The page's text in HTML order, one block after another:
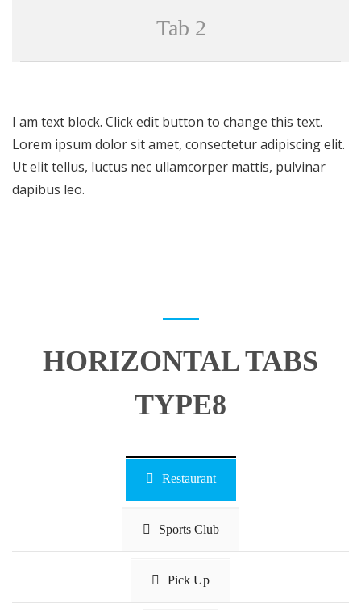
Tab 2
I am text block. Click edit button to change this text.
Lorem ipsum dolor sit amet, consectetur adipiscing elit.
Ut elit tellus, luctus nec ullamcorper mattis, pulvinar
dapibus leo.
HORIZONTAL TABS
TYPE8
Restaurant
Sports Club
Pick Up